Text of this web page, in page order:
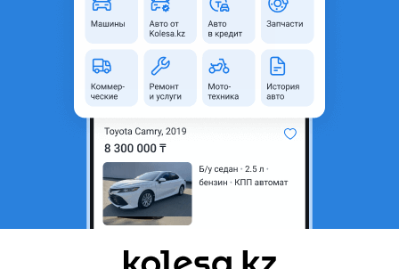
Mercedes-Benz S 500 2002 - 2005 W220 рестайлинг
5196
Двигатель Акпп Крайслер 2.7 3.5 5.7